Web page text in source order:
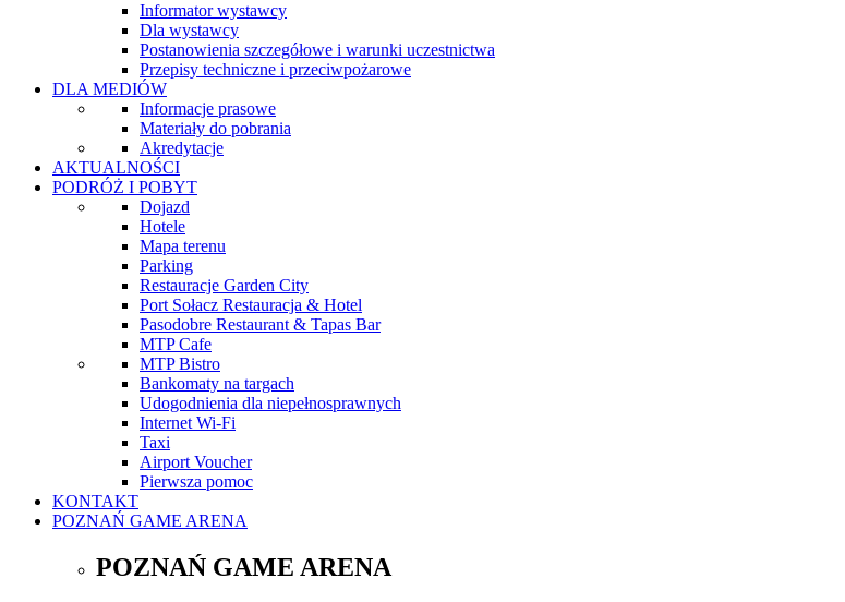
Informator wystawcy
Dla wystawcy
Postanowienia szczegółowe i warunki uczestnictwa
Przepisy techniczne i przeciwpożarowe
DLA MEDIÓW
Informacje prasowe
Materiały do pobrania
Akredytacje
AKTUALNOŚCI
PODRÓŻ I POBYT
Dojazd
Hotele
Mapa terenu
Parking
Restauracje Garden City
Port Sołacz Restauracja & Hotel
Pasodobre Restaurant & Tapas Bar
MTP Cafe
MTP Bistro
Bankomaty na targach
Udogodnienia dla niepełnosprawnych
Internet Wi-Fi
Taxi
Airport Voucher
Pierwsza pomoc
KONTAKT
POZNAŃ GAME ARENA
POZNAŃ GAME ARENA